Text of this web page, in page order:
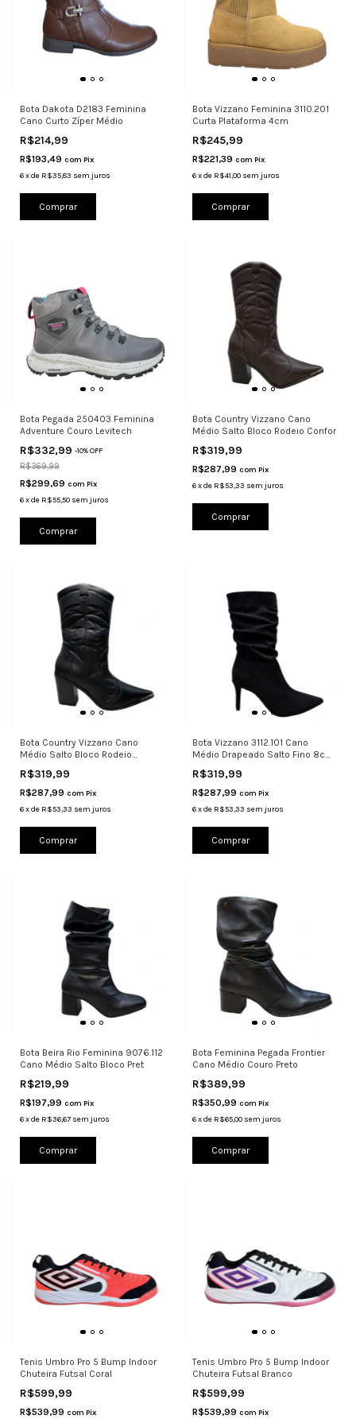
Bota Dakota D2183 Feminina
Cano Curto Zíper Médio
R$214,99
R$193,49 com Pix
6xde R$35,83 sem juros
Comprar
Bota Vizzano Feminina 3110.201
Curta Plataforma 4cm
R$245,99
R$221,39 com Pix
6 xde R$41,00 sem juros
Comprar
Bota Pegada 250403 Feminina
Adventure Couro Levitech
R$332,99 -10%OFF
R$369,99
R$299,69 com Pix
6xde R$55,50 sem juros
Comprar
Bota Country Vizzano Cano
Médio Salto Bloco Rodeio Confor
R$319,99
R$287,99 com Pix
6 xde R$53,33 sem juros
Comprar
Bota Country Vizzano Cano
Médio Salto Bloco Rodeio
R$319,99
R$287,99 com Pix
6xde R$53,33 sem juros
Comprar
Bota Vizzano 3112.101 Cano
Médio Drapeado Salto Fino 8cm
R$319,99
R$287,99 com Pix
6 xde R$53,33 sem juros
Comprar
Bota Beira Rio Feminina 9076.112
Cano Médio Salto Bloco Pret
R$219,99
R$197,99 com Pix
6xde R$36,67 sem juros
Comprar
Bota Feminina Pegada Frontier
Cano Médio Couro Preto
R$389,99
R$350,99 com Pix
6 xde R$65,00 sem juros
Comprar
Tenis Umbro Pro 5 Bump Indoor
Chuteira Futsal Coral
R$599,99
R$539,99 com Pix
Tenis Umbro Pro 5 Bump Indoor
Chuteira Futsal Branco
R$599,99
R$539,99 com Pix